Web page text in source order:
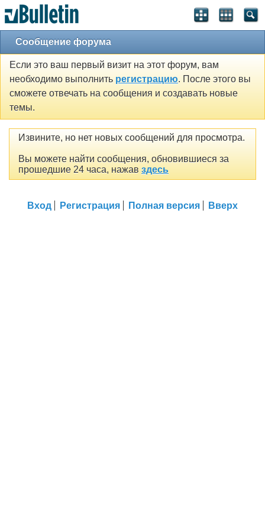
Сообщение форума
Если это ваш первый визит на этот форум, вам
необходимо выполнить регистрацию. После этого вы
сможете отвечать на сообщения и создавать новые
темы.
Извините, но нет новых сообщений для просмотра.
Вы можете найти сообщения, обновившиеся за
прошедшие 24 часа, нажав здесь
Вход Регистрация Полная версия Вверх